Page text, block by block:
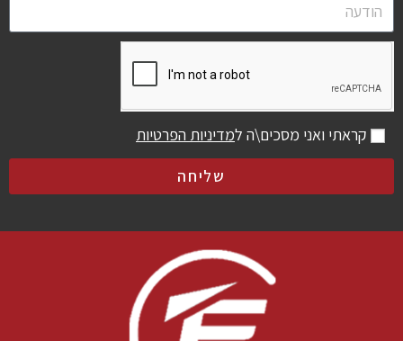
קראתי ואני מסכים\ה למדיניות הפרטיות
שליחה